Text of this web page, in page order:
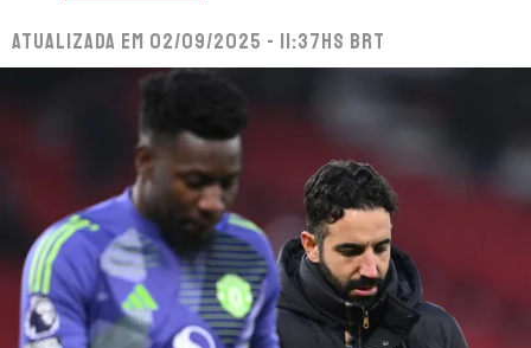
Atualizada em 02/09/2025 - 11:37hs BRT